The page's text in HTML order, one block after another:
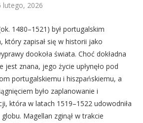
lutego, 2026
1480–1521) był portugalskim
który zapisał się w historii jako
dookoła świata. Choć dokładna
jest znana, jego życie upłynęło pod
portugalskiemu i hiszpańskiemu, a
było zaplanowanie i
która w latach 1519–1522 udowodniła
Magellan zginął w trakcie